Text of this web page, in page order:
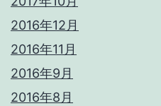
2016年12月
2016年11月
2016年9月
2016年8月